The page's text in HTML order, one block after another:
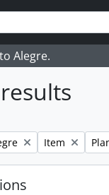
Alegre.
Remove filter:
Item